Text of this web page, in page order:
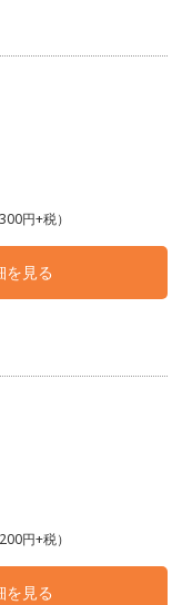
円+税）
を見る
円+税）
を見る